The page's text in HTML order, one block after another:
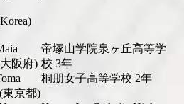
阪府)
帝塚山学院泉ヶ丘高等学
校 3年
京都)
桐朋女子高等学校 2年